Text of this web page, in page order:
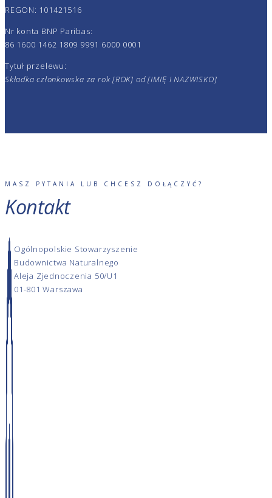
REGON: 101421516
Nr konta BNP Paribas:
86 1600 1462 1809 9991 6000 0001
Tytuł przelewu:
Składka członkowska za rok [ROK] od [IMIĘ I NAZWISKO]
MASZ PYTANIA LUB CHCESZ DOŁĄCZYĆ?
Kontakt
Ogólnopolskie Stowarzyszenie
Budownictwa Naturalnego
Aleja Zjednoczenia 50/U1
01-801 Warszawa